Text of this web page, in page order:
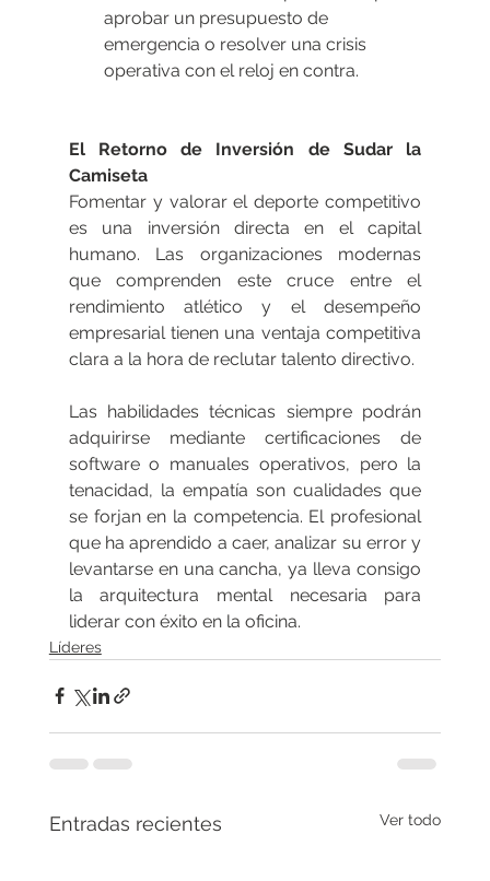
aprobar un presupuesto de
emergencia o resolver una crisis
operativa con el reloj en contra.
El Retorno de Inversión de Sudar la
Camiseta
Fomentar y valorar el deporte competitivo
es una inversión directa en el capital
humano. Las organizaciones modernas
que comprenden este cruce entre el
rendimiento atlético y el desempeño
empresarial tienen una ventaja competitiva
clara a la hora de reclutar talento directivo.
Las habilidades técnicas siempre podrán
adquirirse mediante certificaciones de
software o manuales operativos, pero la
tenacidad, la empatía son cualidades que
se forjan en la competencia. El profesional
que ha aprendido a caer, analizar su error y
levantarse en una cancha, ya lleva consigo
la arquitectura mental necesaria para
liderar con éxito en la oficina.
Líderes
Entradas recientes Ver todo